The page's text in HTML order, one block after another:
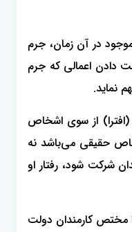
موجود در آن زمان، جرم
دادن اعمالی که جرم
نماید.
از سوی اشخاص
حقیقی می‌باشد نه
شرکت شود، رفتار او
مختص کارمندان دولت